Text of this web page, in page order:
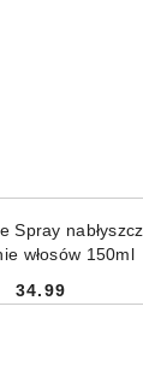
Spray
włosów 150ml
Cena:
34.99